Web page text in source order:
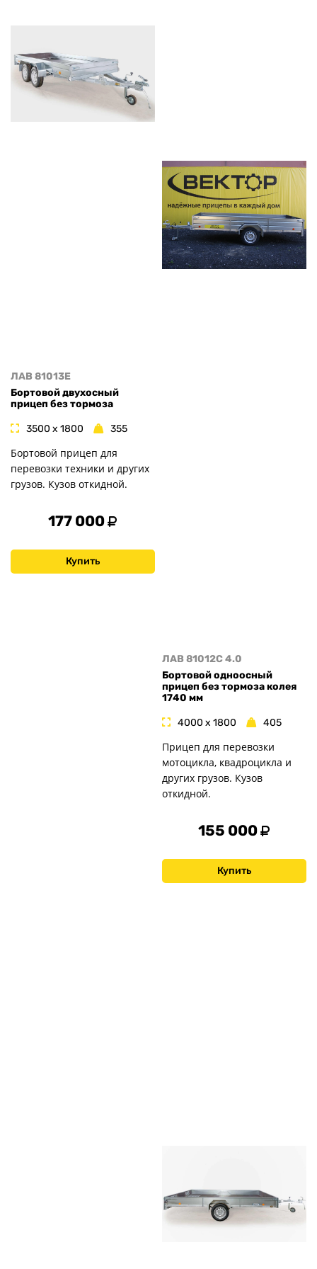
ЛАВ 81013E
Бортовой двухосный
прицеп без тормоза
3500 x 1800 355
Бортовой прицеп для
перевозки техники и других
грузов. Кузов откидной.
177 000
Купить
ЛАВ 81012C 4.0
Бортовой одноосный
прицеп без тормоза колея
1740 мм
4000 x 1800 405
Прицеп для перевозки
мотоцикла, квадроцикла и
других грузов. Кузов
откидной.
155 000
Купить